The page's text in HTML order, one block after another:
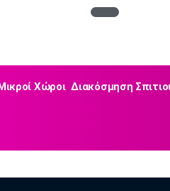
Χώροι Διακόσμηση